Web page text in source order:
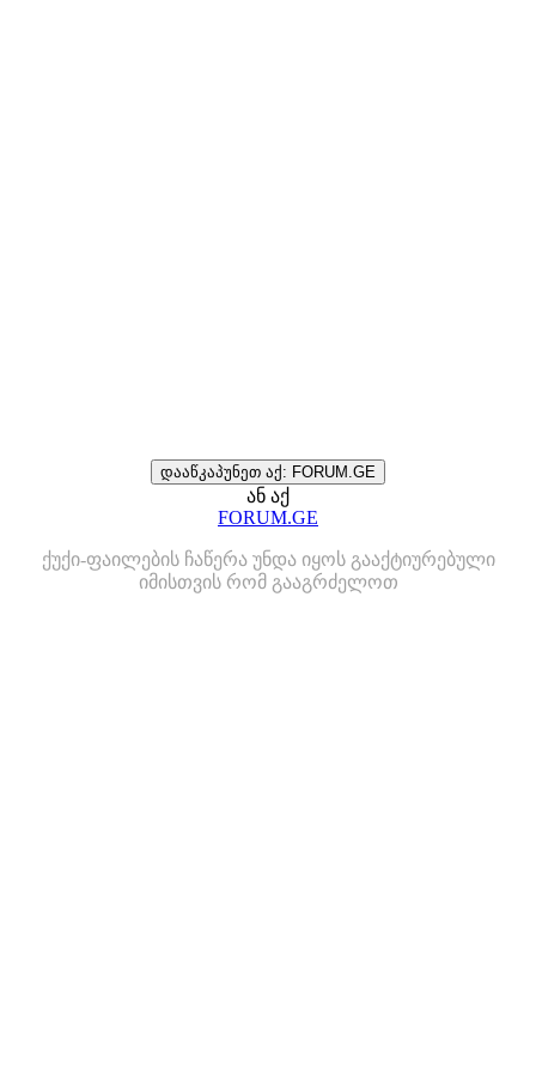
დააწკაპუნეთ აქ: FORUM.GE
ან აქ
FORUM.GE
ქუქი-ფაილების ჩაწერა უნდა იყოს გააქტიურებული
იმისთვის რომ გააგრძელოთ